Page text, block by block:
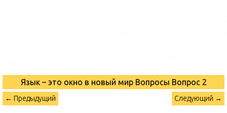
Язык – это окно в новый мир Вопросы Вопрос 2
← Предыдущий Следующий →